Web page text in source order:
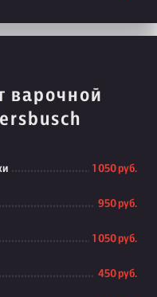
варочной
1 050 руб.
950 руб.
1 050 руб.
450 руб.